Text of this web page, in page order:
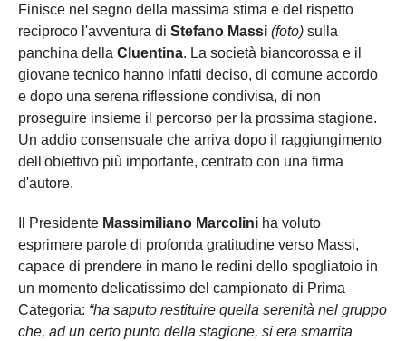
Finisce nel segno della massima stima e del rispetto
reciproco l'avventura di Stefano Massi (foto) sulla
panchina della Cluentina. La società biancorossa e il
giovane tecnico hanno infatti deciso, di comune accordo
e dopo una serena riflessione condivisa, di non
proseguire insieme il percorso per la prossima stagione.
Un addio consensuale che arriva dopo il raggiungimento
dell'obiettivo più importante, centrato con una firma
d'autore.
Il Presidente Massimiliano Marcolini ha voluto
esprimere parole di profonda gratitudine verso Massi,
capace di prendere in mano le redini dello spogliatoio in
un momento delicatissimo del campionato di Prima
Categoria: “ha saputo restituire quella serenità nel gruppo
che, ad un certo punto della stagione, si era smarrita